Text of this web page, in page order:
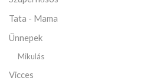
Tata - Mama
Ünnepek
Mikulás
Vicces